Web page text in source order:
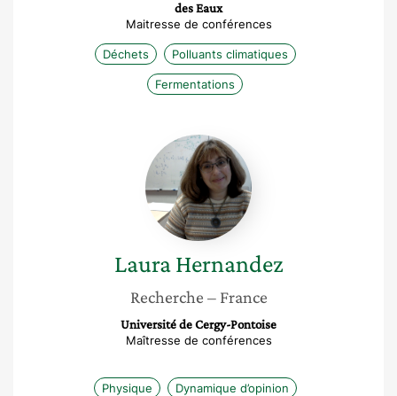
des Eaux
Maitresse de conférences
Déchets Polluants climatiques
Fermentations
Laura
Hernandez
Laura Hernandez
Recherche – France
Université de Cergy-Pontoise
Maîtresse de conférences
Physique Dynamique d’opinion